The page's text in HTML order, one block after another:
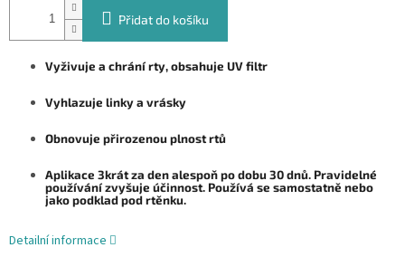
Přidat do košíku
Vyživuje a chrání rty, obsahuje UV filtr
Vyhlazuje linky a vrásky
Obnovuje přirozenou plnost rtů
Aplikace 3krát za den alespoň po dobu 30 dnů. Pravidelné
používání zvyšuje účinnost. Používá se samostatně nebo
jako podklad pod rtěnku.
Detailní informace